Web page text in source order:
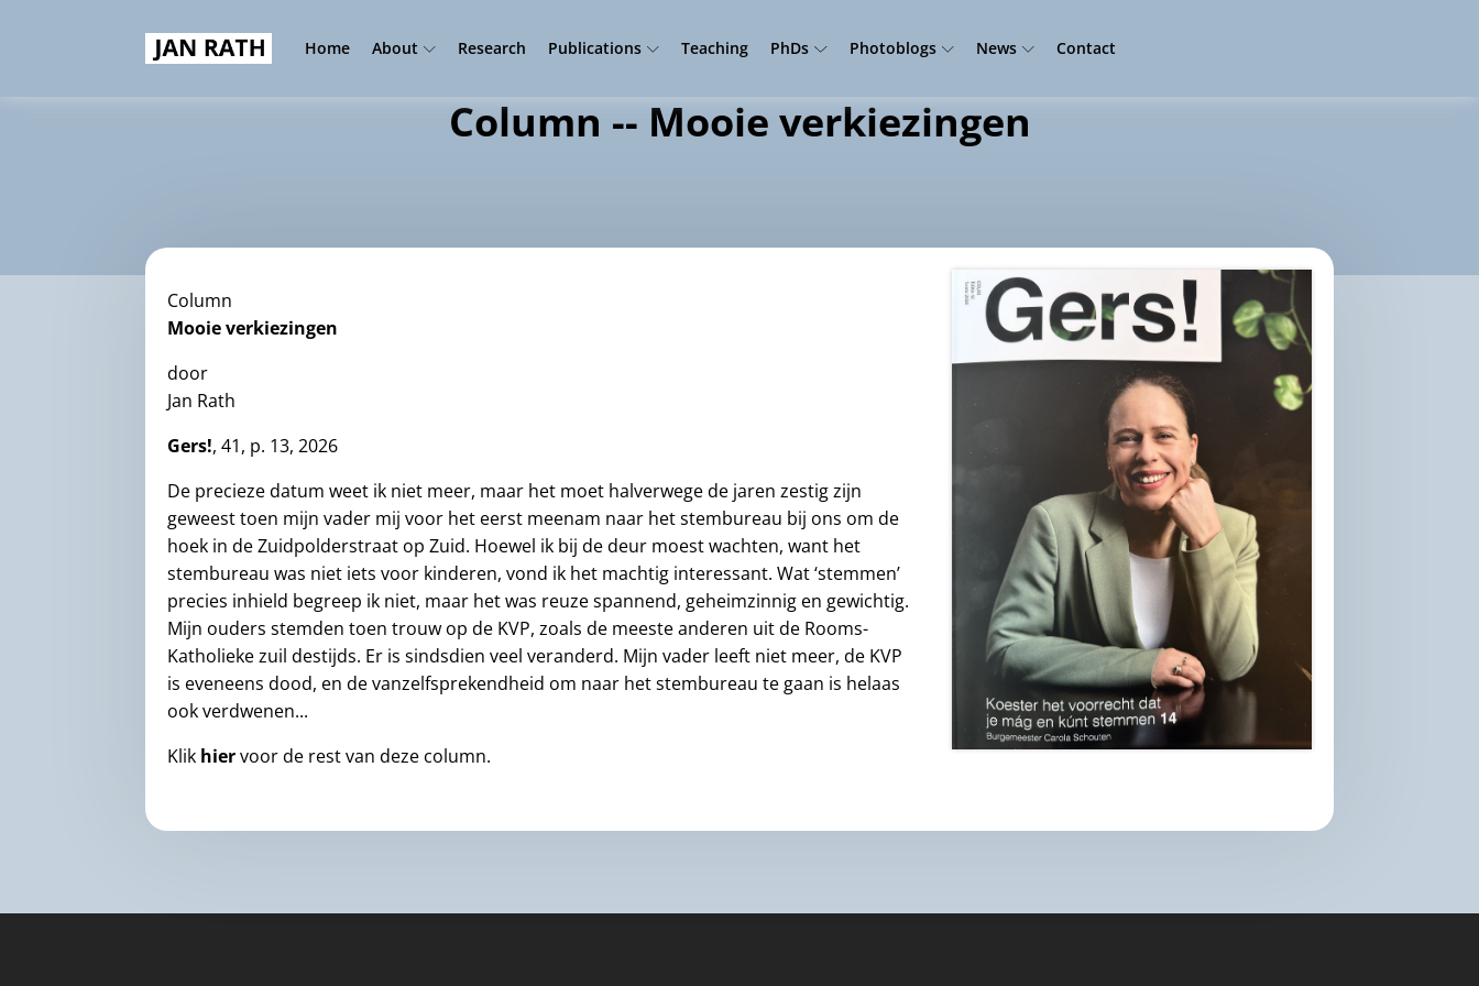
Home About Research Publications Teaching PhDs Photoblogs News Contact
Column -- Mooie verkiezingen
Column
Mooie verkiezingen
door
Jan Rath
Gers!, 41, p. 13, 2026
De precieze datum weet ik niet meer, maar het moet halverwege de jaren zestig zijn
geweest toen mijn vader mij voor het eerst meenam naar het stembureau bij ons om de
hoek in de Zuidpolderstraat op Zuid. Hoewel ik bij de deur moest wachten, want het
stembureau was niet iets voor kinderen, vond ik het machtig interessant. Wat ‘stemmen’
precies inhield begreep ik niet, maar het was reuze spannend, geheimzinnig en gewichtig.
Mijn ouders stemden toen trouw op de KVP, zoals de meeste anderen uit de Rooms-
Katholieke zuil destijds. Er is sindsdien veel veranderd. Mijn vader leeft niet meer, de KVP
is eveneens dood, en de vanzelfsprekendheid om naar het stembureau te gaan is helaas
ook verdwenen...
Klik hiervoor de rest van deze column.